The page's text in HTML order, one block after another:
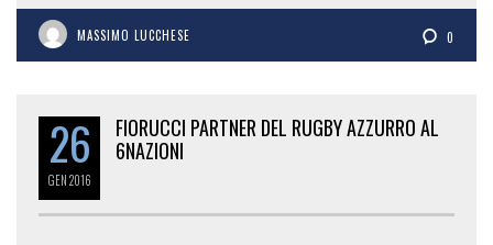
MASSIMO LUCCHESE 0
26
GEN2016
FIORUCCI PARTNER DEL RUGBY AZZURRO AL
6NAZIONI